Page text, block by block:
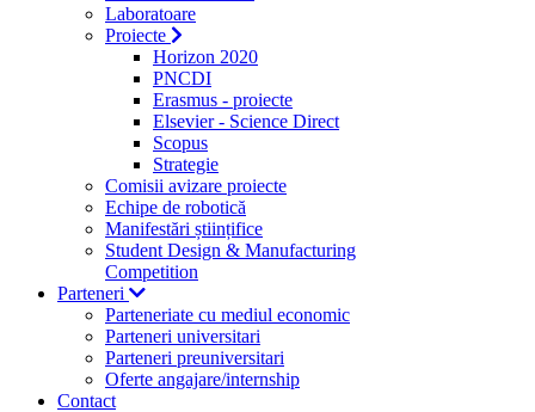
Laboratoare
Proiecte
Horizon 2020
PNCDI
Erasmus - proiecte
Elsevier - Science Direct
Scopus
Strategie
Comisii avizare proiecte
Echipe de robotică
Manifestări științifice
Student Design & Manufacturing
Competition
Parteneri
Parteneriate cu mediul economic
Parteneri universitari
Parteneri preuniversitari
Oferte angajare/internship
Contact